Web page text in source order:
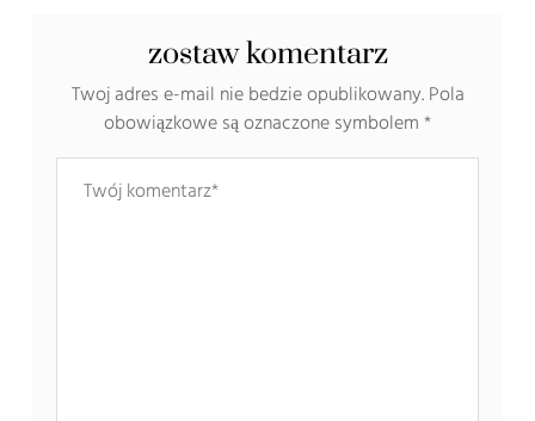
zostaw komentarz
Twoj adres e-mail nie bedzie opublikowany. Pola
obowiązkowe są oznaczone symbolem*